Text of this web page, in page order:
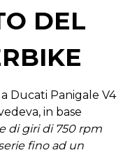
DEL
Ducati Panigale V4
in base
di giri di 750 rpm
fino ad un